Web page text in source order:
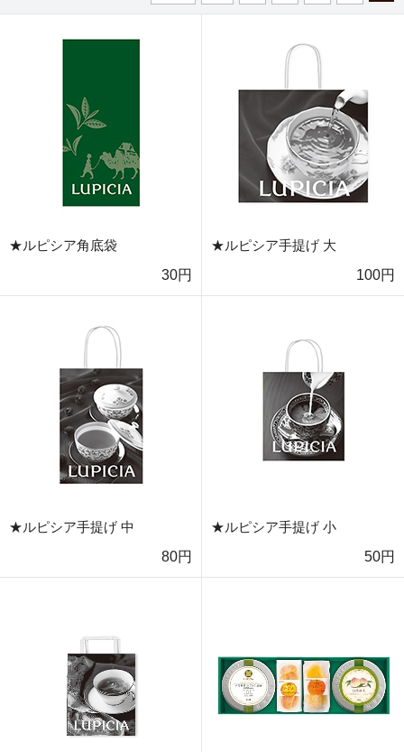
★ルピシア角底袋
30円
★ルピシア手提げ 大
100円
★ルピシア手提げ 中
80円
★ルピシア手提げ 小
50円